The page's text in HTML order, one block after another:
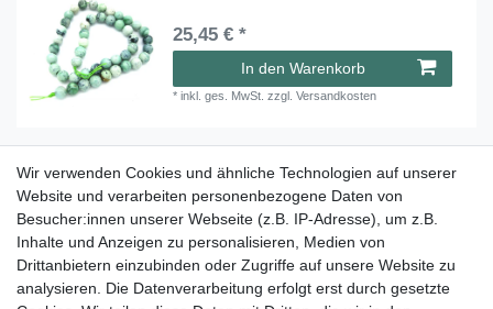
25,45 € *
In den Warenkorb
*inkl. ges. MwSt. zzgl.Versandkosten
Strang Nuggets Variscit in Matrix 10 x 8 mm
19,95 € *
In den Warenkorb
*inkl. ges. MwSt. zzgl.Versandkosten
Wir verwenden Cookies und ähnliche Technologien auf unserer
Website und verarbeiten personenbezogene Daten von
Besucher:innen unserer Webseite (z.B. IP-Adresse), um z.B.
Inhalte und Anzeigen zu personalisieren, Medien von
Drittanbietern einzubinden oder Zugriffe auf unsere Website zu
analysieren. Die Datenverarbeitung erfolgt erst durch gesetzte